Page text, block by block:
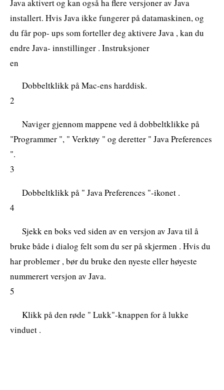
Java aktivert og kan også ha flere versjoner av Java
installert. Hvis Java ikke fungerer på datamaskinen, og
du får pop- ups som forteller deg aktivere Java , kan du
endre Java- innstillinger . Instruksjoner
en
Dobbeltklikk på Mac-ens harddisk.
2
Naviger gjennom mappene ved å dobbeltklikke på
"Programmer ", " Verktøy " og deretter " Java Preferences
".
3
Dobbeltklikk på " Java Preferences "-ikonet .
4
Sjekk en boks ved siden av en versjon av Java til å
bruke både i dialog felt som du ser på skjermen . Hvis du
har problemer , bør du bruke den nyeste eller høyeste
nummerert versjon av Java.
5
Klikk på den røde " Lukk"-knappen for å lukke
vinduet .